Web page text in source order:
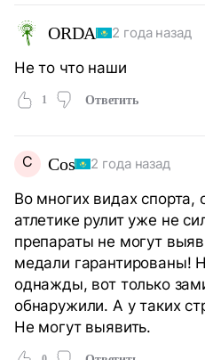
ORDA 2 года назад
Не то что наши
1 Ответить
C Cos 2 года назад
Во многих видах спорта,
атлетике рулит уже не
препараты не могут
медали гарантированы!
однажды, вот только
обнаружили. А у таких
Не могут выявить.